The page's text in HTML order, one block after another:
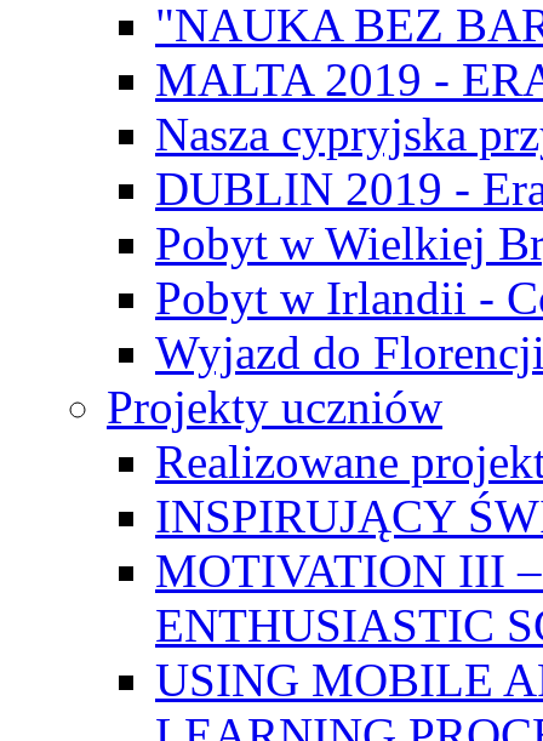
"NAUKA BEZ
MALTA 2019 -
Nasza cypryjska
DUBLIN 2019 -
Pobyt w Wielkiej
Pobyt w Irlandii -
Wyjazd do
Projekty uczniów
Realizowane
INSPIRUJĄCY
MOTIVATION III
ENTHUSIASTIC
USING MOBILE